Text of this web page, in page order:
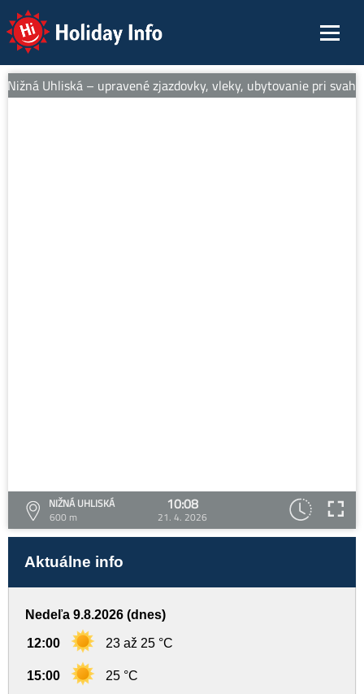
Holiday Info
Uhliská – upravené zjazdovky, vleky, ubytovanie pri
NIŽNÁ UHLISKÁ
600 m
10:08
21. 4. 2026
Aktuálne info
Nedeľa 9.8.2026 (dnes)
12:00 23 až 25 °C
15:00 25 °C